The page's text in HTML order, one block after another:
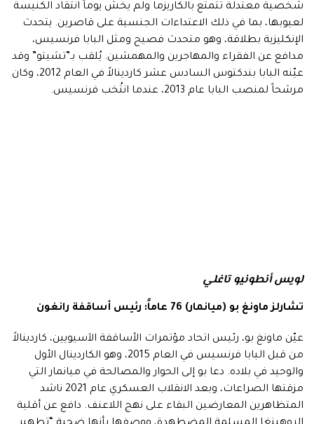
شخصية معتدلة تتمتع بالكاريزما ولم يخش يوماً انتقاد الكنيسة
لعيوبها، بما في ذلك الاعتداءات الجنسية على قاصرين. يتحدث
الإنكليزية بطلاقة، وهو متحدث فصيح ومثل البابا فرنسيس،
مدافع عن الفقراء والمهاجرين والمهمشين. يُلقب بـ”تشيتو” وقد
عيّنه البابا بندكتوس السادس عشر كاردينالاً في العام 2012، وكان
مرشحاً لمنصب البابا عام 2013، عندما انتُخب فرنسيس.
لويس أنطونيو تاغلي
تشارلز ماونغ بو (ميانمار) 76 عاماً: رئيس أساقفة رانغون
عيّن ماونغ بو، رئيس اتحاد مؤتمرات الأساقفة الآسيويين، كاردينالاً
من قبل البابا فرنسيس في العام 2015، وهو الكاردينال الأول
والوحيد في بلاده. دعا بو إلى الحوار والمصالحة في ميانمار التي
مزقتها الصراعات، وبعد الانقلاب العسكري عام 2021 ناشد
المتظاهرين المعارضين البقاء على نهج اللاعنف. دافع عن أقلية